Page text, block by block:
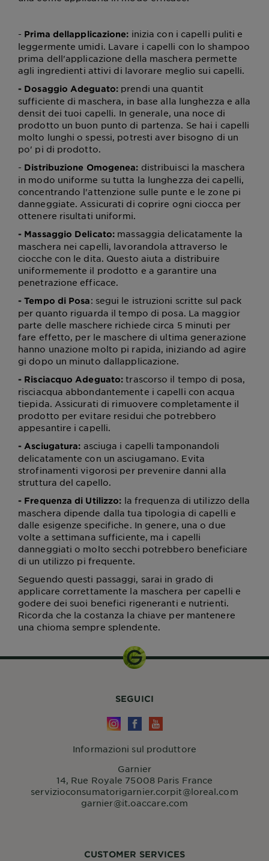
- Prima dellapplicazione: inizia con i capelli puliti e
leggermente umidi. Lavare i capelli con lo shampoo
prima dell'applicazione della maschera permette
agli ingredienti attivi di lavorare meglio sui capelli.
- Dosaggio Adeguato: prendi una quantit
sufficiente di maschera, in base alla lunghezza e alla
densit dei tuoi capelli. In generale, una noce di
prodotto un buon punto di partenza. Se hai i capelli
molto lunghi o spessi, potresti aver bisogno di un
po' pi di prodotto.
- Distribuzione Omogenea: distribuisci la maschera
in modo uniforme su tutta la lunghezza dei capelli,
concentrando l'attenzione sulle punte e le zone pi
danneggiate. Assicurati di coprire ogni ciocca per
ottenere risultati uniformi.
- Massaggio Delicato: massaggia delicatamente la
maschera nei capelli, lavorandola attraverso le
ciocche con le dita. Questo aiuta a distribuire
uniformemente il prodotto e a garantire una
penetrazione efficace.
- Tempo di Posa: segui le istruzioni scritte sul pack
per quanto riguarda il tempo di posa. La maggior
parte delle maschere richiede circa 5 minuti per
fare effetto, per le maschere di ultima generazione
hanno unazione molto pi rapida, iniziando ad agire
gi dopo un minuto dallapplicazione.
- Risciacquo Adeguato: trascorso il tempo di posa,
risciacqua abbondantemente i capelli con acqua
tiepida. Assicurati di rimuovere completamente il
prodotto per evitare residui che potrebbero
appesantire i capelli.
- Asciugatura: asciuga i capelli tamponandoli
delicatamente con un asciugamano. Evita
strofinamenti vigorosi per prevenire danni alla
struttura del capello.
- Frequenza di Utilizzo: la frequenza di utilizzo della
maschera dipende dalla tua tipologia di capelli e
dalle esigenze specifiche. In genere, una o due
volte a settimana sufficiente, ma i capelli
danneggiati o molto secchi potrebbero beneficiare
di un utilizzo pi frequente.
Seguendo questi passaggi, sarai in grado di
applicare correttamente la maschera per capelli e
godere dei suoi benefici rigeneranti e nutrienti.
Ricorda che la costanza la chiave per mantenere
una chioma sempre splendente.
CUSTOMER SERVICES
SEGUICI
Informazioni sul produttore
Garnier
14, Rue Royale 75008 Paris France
servizioconsumatorigarnier.corpit@loreal.com
garnier@it.oaccare.com